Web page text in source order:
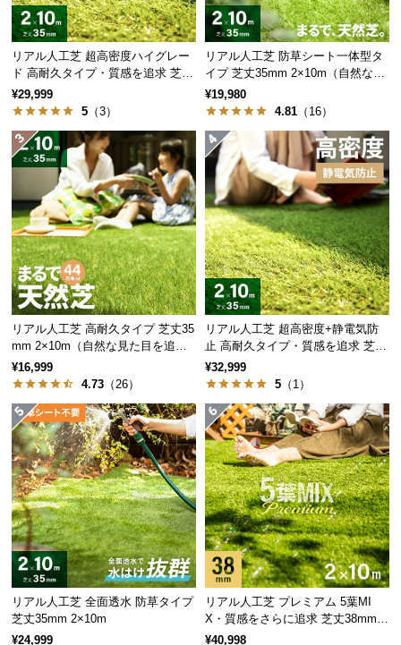
保
証
に
つ
い
て
員
規
約
に
つ
い
て
お
客
様
サ
ポ
ー
ト
知
ら
せ
リアル人工芝 超高密度ハイグレー
ド 高耐久タイプ・質感を追求 芝丈
35mm 2×10m
¥29,999
5 （3）
リアル人工芝 防草シート一体型タ
イプ 芝丈35mm 2×10m（自然な見
た目追求・U字ピン付）
¥19,980
4.81 （16）
リアル人工芝 高耐久タイプ 芝丈35
mm 2×10m（自然な見た目を追
求・U字ピン付属）
¥16,999
4.73 （26）
リアル人工芝 超高密度+静電気防
止 高耐久タイプ・質感を追求 芝丈
35mm 2×10m
¥32,999
5 （1）
リアル人工芝 全面透水 防草タイプ
芝丈35mm 2×10m
¥24,999
リアル人工芝 プレミアム 5葉MI
X・質感をさらに追求 芝丈38mm 2
×10m
¥40,998